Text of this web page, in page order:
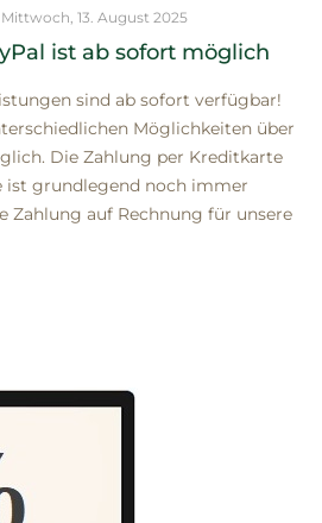
Mittwoch, 13. August 2025
ist ab sofort möglich
sind ab sofort verfügbar!
Möglichkeiten über
Die Zahlung per Kreditkarte
ist grundlegend noch immer
Zahlung auf Rechnung für unsere